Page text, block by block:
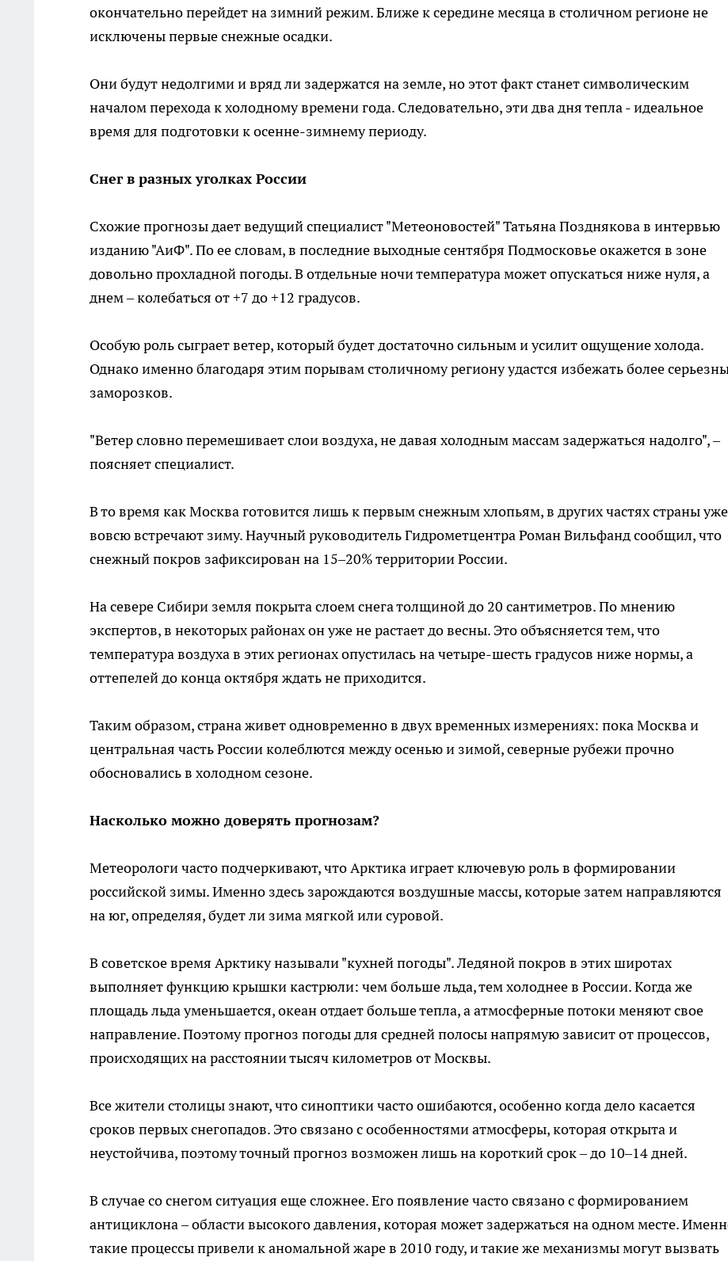
окончательно перейдет на зимний режим. Ближе к середине месяца в столичном регионе не
исключены первые снежные осадки.
Они будут недолгими и вряд ли задержатся на земле, но этот факт станет символическим
началом перехода к холодному времени года. Следовательно, эти два дня тепла - идеальное
время для подготовки к осенне-зимнему периоду.
Снег в разных уголках России
Схожие прогнозы дает ведущий специалист "Метеоновостей" Татьяна Позднякова в интервью
изданию "АиФ". По ее словам, в последние выходные сентября Подмосковье окажется в зоне
довольно прохладной погоды. В отдельные ночи температура может опускаться ниже нуля, а
днем – колебаться от +7 до +12 градусов.
Особую роль сыграет ветер, который будет достаточно сильным и усилит ощущение холода.
Однако именно благодаря этим порывам столичному региону удастся избежать более
заморозков.
"Ветер словно перемешивает слои воздуха, не давая холодным массам задержаться надолго", –
поясняет специалист.
В то время как Москва готовится лишь к первым снежным хлопьям, в других частях страны уже
вовсю встречают зиму. Научный руководитель Гидрометцентра Роман Вильфанд сообщил, что
снежный покров зафиксирован на 15–20% территории России.
На севере Сибири земля покрыта слоем снега толщиной до 20 сантиметров. По мнению
экспертов, в некоторых районах он уже не растает до весны. Это объясняется тем, что
температура воздуха в этих регионах опустилась на четыре-шесть градусов ниже нормы, а
оттепелей до конца октября ждать не приходится.
Таким образом, страна живет одновременно в двух временных измерениях: пока Москва и
центральная часть России колеблются между осенью и зимой, северные рубежи прочно
обосновались в холодном сезоне.
Насколько можно доверять прогнозам?
Метеорологи часто подчеркивают, что Арктика играет ключевую роль в формировании
российской зимы. Именно здесь зарождаются воздушные массы, которые затем направляются
на юг, определяя, будет ли зима мягкой или суровой.
В советское время Арктику называли "кухней погоды". Ледяной покров в этих широтах
выполняет функцию крышки кастрюли: чем больше льда, тем холоднее в России. Когда же
площадь льда уменьшается, океан отдает больше тепла, а атмосферные потоки меняют свое
направление. Поэтому прогноз погоды для средней полосы напрямую зависит от процессов,
происходящих на расстоянии тысяч километров от Москвы.
Все жители столицы знают, что синоптики часто ошибаются, особенно когда дело касается
сроков первых снегопадов. Это связано с особенностями атмосферы, которая открыта и
неустойчива, поэтому точный прогноз возможен лишь на короткий срок – до 10–14 дней.
В случае со снегом ситуация еще сложнее. Его появление часто связано с формированием
антициклона – области высокого давления, которая может задержаться на одном месте.
такие процессы привели к аномальной жаре в 2010 году, и такие же механизмы могут вызвать